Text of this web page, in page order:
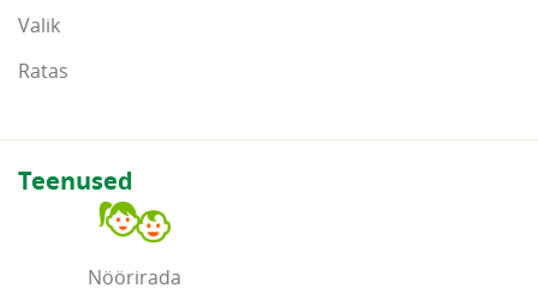
Valik
Ratas
Teenused
Nöörirada